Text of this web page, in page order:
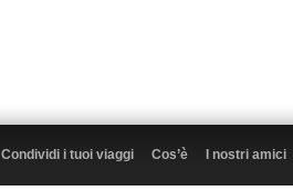
Condividi i tuoi viaggi Cos’è I nostri amici